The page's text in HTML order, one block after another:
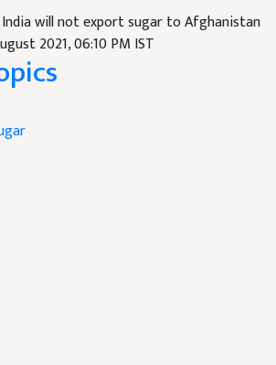
India will not export sugar to Afghanistan
2021, 06:10 PM IST